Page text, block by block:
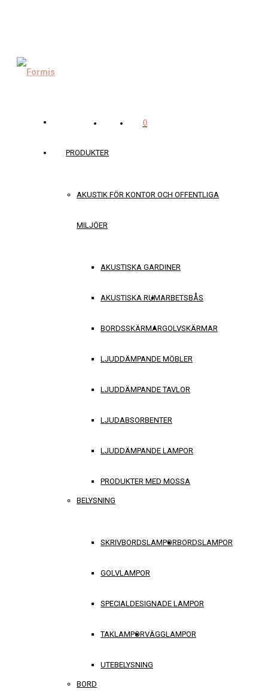
PRODUKTER
AKUSTIK FÖR KONTOR OCH OFFENTLIGA
MILJÖER
AKUSTISKA GARDINER
AKUSTISKA RUMARBETSBÅS
BORDSSKÄRMARGOLVSKÄRMAR
LJUDDÄMPANDE MÖBLER
LJUDDÄMPANDE TAVLOR
LJUDABSORBENTER
LJUDDÄMPANDE LAMPOR
PRODUKTER MED MOSSA
BELYSNING
SKRIVBORDSLAMPORBORDSLAMPOR
GOLVLAMPOR
SPECIALDESIGNADE LAMPOR
TAKLAMPORVÄGGLAMPOR
UTEBELYSNING
BORD
0